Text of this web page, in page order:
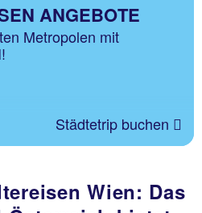
ANGEBOTE
Metropolen mit
Städtetrip buchen
Wien: Das